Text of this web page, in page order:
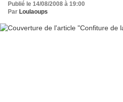
Publié le 14/08/2008 à 19:00
Par Loulaoups